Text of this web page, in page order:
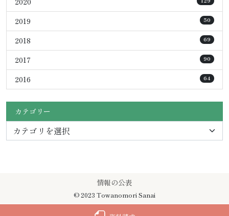
2019 50
2018 69
2017 90
2016 64
カテゴリー
© 2023 Towanomori Sanai
情報の公表